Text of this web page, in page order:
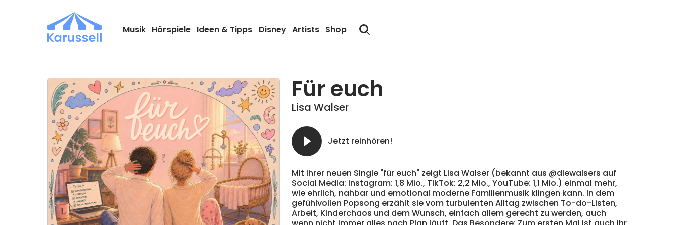
Musik Hörspiele Ideen & Tipps Disney Artists Shop
Für euch
Lisa Walser
Jetzt reinhören!
Mit ihrer neuen Single "für euch" zeigt Lisa Walser (bekannt aus @diewalsers auf
Social Media: Instagram: 1,8 Mio., TikTok: 2,2 Mio.,YouTube: 1,1 Mio.) einmal mehr,
wie ehrlich, nahbar und emotional moderne Familienmusik klingen kann. In dem
gefühlvollen Popsong erzählt sie vom turbulenten Alltag zwischen To-do-Listen,
Arbeit, Kinderchaos und dem Wunsch, einfach allem gerecht zu werden, auch